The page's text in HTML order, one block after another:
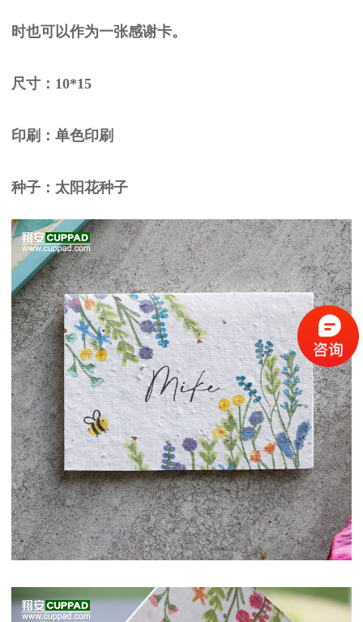
时也可以作为一张感谢卡。
尺寸：10*15
印刷：单色印刷
种子：太阳花种子